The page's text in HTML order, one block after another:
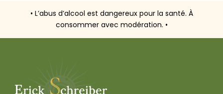
• L’abus d’alcool est dangereux pour la santé. À
consommer avec modération. •